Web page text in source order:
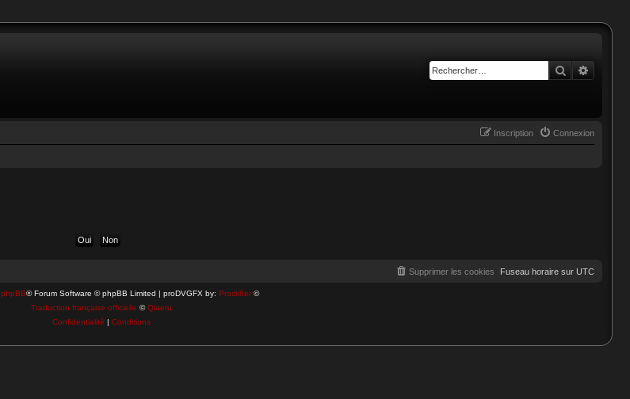
Rechercher
Connexion
Inscription
Fuseau horaire sur UTC
Supprimer les cookies
phpBB® Forum Software © phpBB Limited | proDVGFX by: Prosk8er©
Traduction française officielle ©Qiaeru
Confidentialité | Conditions